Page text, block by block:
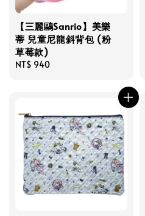
【三麗鷗Sanrio】美樂
蒂 兒童尼龍斜背包 (粉
草莓款)
Regular
NT$ 940